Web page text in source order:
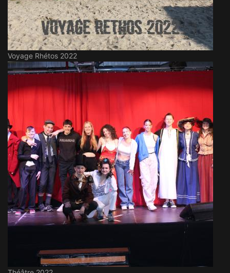
Voyage Rhétos 2022